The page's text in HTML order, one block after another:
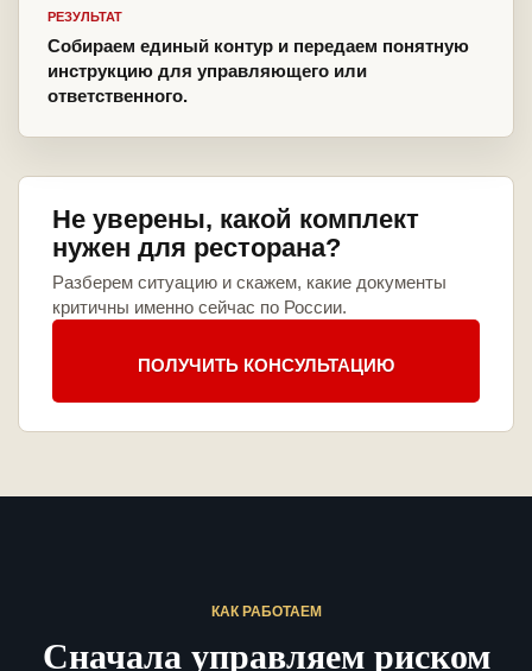
РЕЗУЛЬТАТ
Собираем единый контур и передаем понятную
инструкцию для управляющего или
ответственного.
Не уверены, какой комплект
нужен для ресторана?
Разберем ситуацию и скажем, какие документы
критичны именно сейчас по России.
ПОЛУЧИТЬ КОНСУЛЬТАЦИЮ
КАК РАБОТАЕМ
Сначала управляем риском